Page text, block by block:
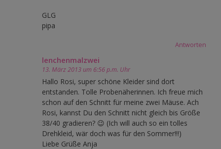
GLG
pipa
Antworten
lenchenmalzwei
13. März 2013 um 6:56 p.m. Uhr
Hallo Rosi, super schöne Kleider sind dort
entstanden. Tolle Probenäherinnen. Ich freue mich
schon auf den Schnitt für meine zwei Mäuse. Ach
Rosi, kannst Du den Schnitt nicht gleich bis Größe
38/40 gradieren? 😉 (Ich will auch so ein tolles
Drehkleid, wär doch was für den Sommer!!!)
Liebe Grüße Anja